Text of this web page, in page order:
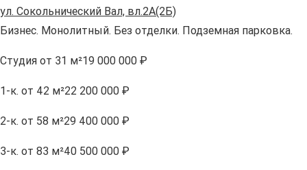
ул. Сокольнический Вал, вл.2А(2Б)
Бизнес. Монолитный. Без отделки. Подземная парковка.
Студия от 31 м²19 000 000 ₽
1-к. от 42 м²22 200 000 ₽
2-к. от 58 м²29 400 000 ₽
3-к. от 83 м²40 500 000 ₽